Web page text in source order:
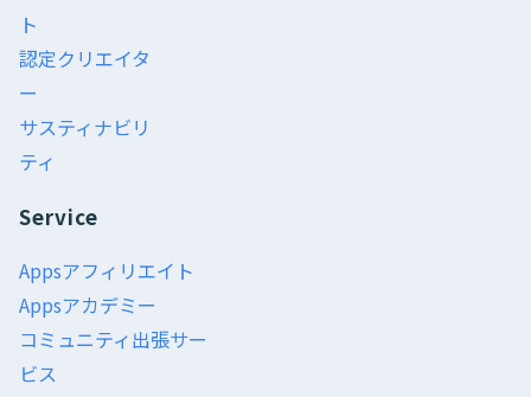
ト
認定クリエイタ
ー
サスティナビリ
ティ
Service
Appsアフィリエイト
Appsアカデミー
コミュニティ出張サー
ビス